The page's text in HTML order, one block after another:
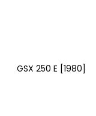
GSX 250 E [1980]